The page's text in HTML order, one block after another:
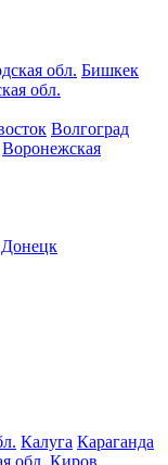
обл. Бишкек
обл.
Волгоград
Воронежская
Донецк
Калуга Караганда
обл. Киров